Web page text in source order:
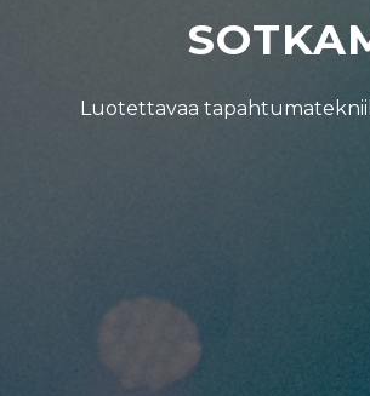
Luotettavaa